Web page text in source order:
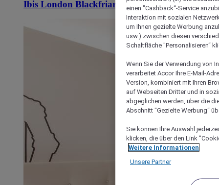
Ibis London Blackfriars
einen "Cashback“-Service
Interaktion mit sozialen
um Ihnen gezielte Werbung
usw.) zwischen diesen
Schaltfläche "Personalisieren“
Wenn Sie der Verwendung von
verarbeitet Accor Ihre E-Mail-
Version, kombiniert mit Ihren
auf Webseiten Dritter und in
abgeglichen werden, über die
Abschnitt "Gezielte Werbung“
Sie können Ihre Auswahl
klicken, die über den Link
Weitere Informationen
Unsere Partner